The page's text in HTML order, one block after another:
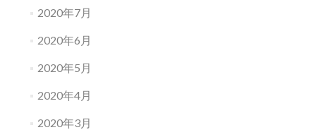
2020年7月
2020年6月
2020年5月
2020年4月
2020年3月